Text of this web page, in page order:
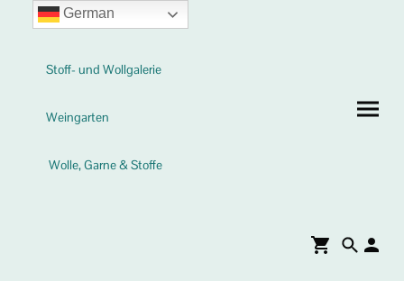
Stoff- und Wollgalerie
Weingarten
Wolle, Garne & Stoffe
German